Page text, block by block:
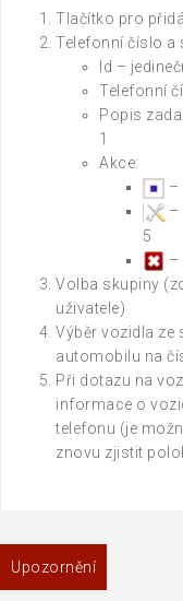
Tlačítko pro
Telefonní číslo a
Id –
Telefonní
Popis
1
Akce:
–
–
5
–
Volba skupiny
uživatele)
Výběr vozidla ze
automobilu na
Při dotazu na
informace o
telefonu (je
znovu zjistit
Navigace
pro
Upozornění